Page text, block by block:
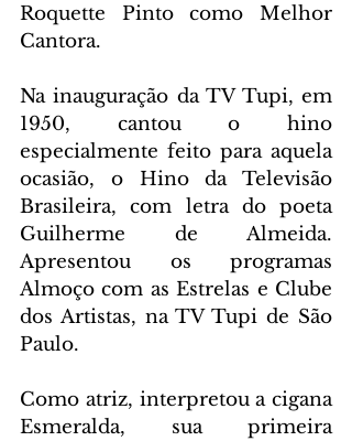
Roquette Pinto como Melhor
Cantora.
Na inauguração da TV Tupi, em
1950, cantou o hino
especialmente feito para aquela
ocasião, o Hino da Televisão
Brasileira, com letra do poeta
Guilherme de Almeida.
Apresentou os programas
Almoço com as Estrelas e Clube
dos Artistas, na TV Tupi de São
Paulo.
Como atriz, interpretou a cigana
Esmeralda, sua primeira